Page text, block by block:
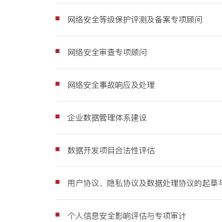
网络安全等级保护评测及备案专项顾问
网络安全审查专项顾问
网络安全事故响应及处理
企业数据管理体系建设
数据开发项目合法性评估
用户协议、隐私协议及数据处理协议的起草
个人信息安全影响评估与专项审计